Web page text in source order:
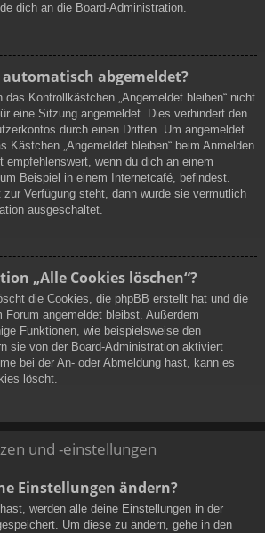
dich an die Board-Administration.
abgemeldet?
das Kontrollkästchen „Angemeldet bleiben“ nicht
eine Sitzung angemeldet. Dies verhindert den
durch einen Dritten. Um angemeldet
Kästchen „Angemeldet bleiben“ beim Anmelden
empfehlenswert, wenn du dich an einem
Beispiel in einem Internetcafé, befindest.
Verfügung steht, dann wurde sie vermutlich
ausgeschaltet.
„Alle Cookies löschen“?
die Cookies, die phpBB erstellt hat und die
angemeldet bleibst. Außerdem
Funktionen, wie beispielsweise den
sie von der Board-Administration aktiviert
bei der An- oder Abmeldung hast, kann es
löscht.
und -einstellungen
Einstellungen ändern?
werden alle deine Einstellungen in der
Um diese zu ändern, gehe in den